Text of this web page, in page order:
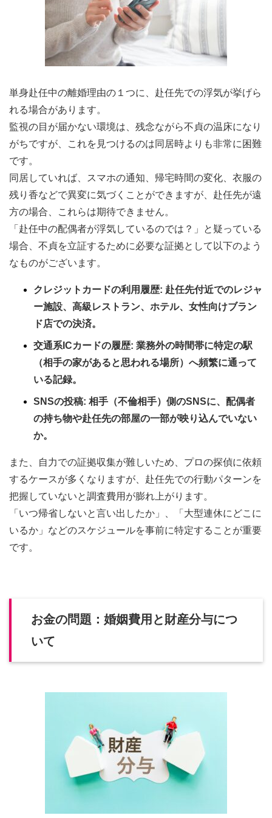
単身赴任中の離婚理由の１つに、赴任先での浮気が挙げら
れる場合があります。
監視の目が届かない環境は、残念ながら不貞の温床になり
がちですが、これを見つけるのは同居時よりも非常に困難
です。
同居していれば、スマホの通知、帰宅時間の変化、衣服の
残り香などで異変に気づくことができますが、赴任先が遠
方の場合、これらは期待できません。
「赴任中の配偶者が浮気しているのでは？」と疑っている
場合、不貞を立証するために必要な証拠として以下のよう
なものがございます。
クレジットカードの利用履歴: 赴任先付近でのレジャ
ー施設、高級レストラン、ホテル、女性向けブラン
ド店での決済。
交通系ICカードの履歴: 業務外の時間帯に特定の駅
（相手の家があると思われる場所）へ頻繁に通って
いる記録。
SNSの投稿: 相手（不倫相手）側のSNSに、配偶者
の持ち物や赴任先の部屋の一部が映り込んでいない
か。
また、自力での証拠収集が難しいため、プロの探偵に依頼
するケースが多くなりますが、赴任先での行動パターンを
把握していないと調査費用が膨れ上がります。
「いつ帰省しないと言い出したか」、「大型連休にどこに
いるか」などのスケジュールを事前に特定することが重要
です。
お金の問題：婚姻費用と財産分与につ
いて